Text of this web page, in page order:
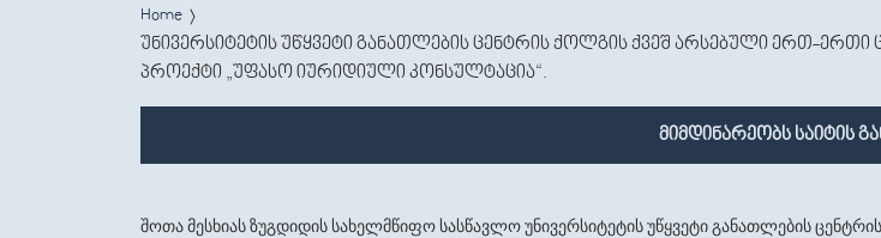
You are here
Home
უნივერსიტეტის უწყვეტი განათლების ცენტრის ქოლგის ქვეშ არსებული ერთ-
პროექტი „უფასო იურიდიული კონსულტაცია“.
მიმდინარეობს საიტის
შოთა მესხიას ზუგდიდის სახელმწიფო სასწავლო უნივერსიტეტის უწყვეტი განათლების